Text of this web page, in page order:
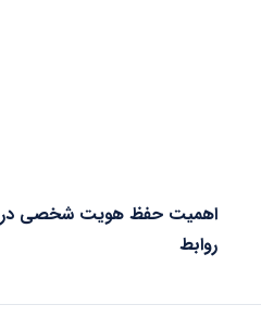
اهمیت حفظ هویت شخصی در
روابط